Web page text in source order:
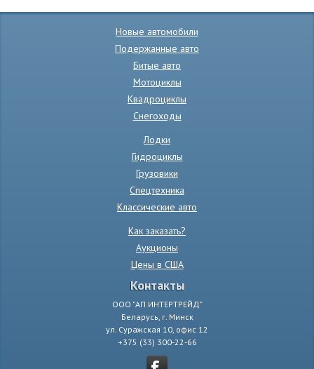
Новые автомобили
Подержанные авто
Битые авто
Мотоциклы
Квадроциклы
Снегоходы
Лодки
Гидроциклы
Грузовики
Спецтехника
Классические авто
Как заказать?
Аукционы
Цены в США
Контакты
ООО "АП ИНТЕРТРЕЙД"
Беларусь, г. Минск
ул. Суражская 10, офис 12
+375 (33) 300-22-66